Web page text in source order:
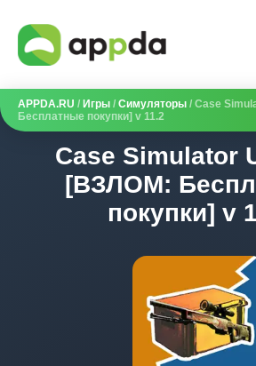
APPDA.RU / Игры / Симуляторы / Case
Бесплатные покупки] v 11.2
Case Simulator
[ВЗЛОМ:
покупки] v